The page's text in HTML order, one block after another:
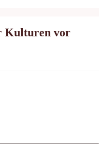
Kulturen vor